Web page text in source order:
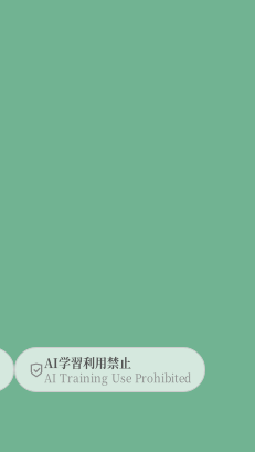
AI学習利用禁止
AI Training Use Prohibited